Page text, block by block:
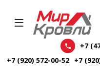
+7
+7 (920) 572-00-52 +7